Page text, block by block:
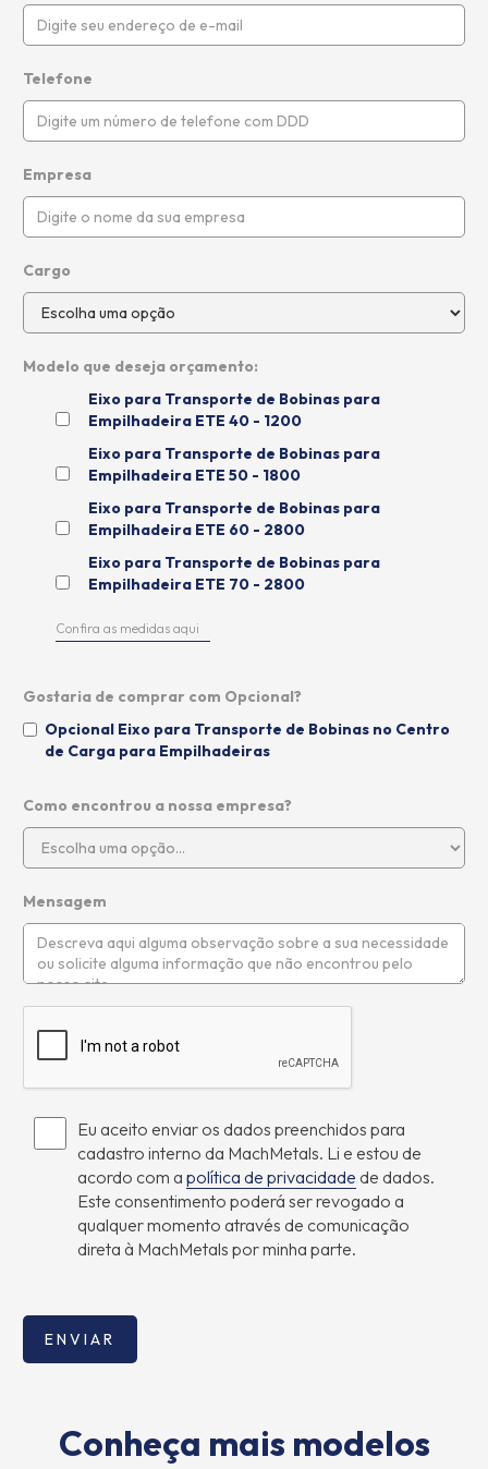
Telefone
Empresa
Cargo
Modelo que deseja orçamento:
Eixo para Transporte de Bobinas para
Empilhadeira ETE 40 - 1200
Eixo para Transporte de Bobinas para
Empilhadeira ETE 50 - 1800
Eixo para Transporte de Bobinas para
Empilhadeira ETE 60 - 2800
Eixo para Transporte de Bobinas para
Empilhadeira ETE 70 - 2800
Confira as medidas aqui
Gostaria de comprar com Opcional?
Opcional Eixo para Transporte de Bobinas no Centro
de Carga para Empilhadeiras
Como encontrou a nossa empresa?
Mensagem
Eu aceito enviar os dados preenchidos para
cadastro interno da MachMetals. Li e estou de
acordo com a política de privacidade de dados.
Este consentimento poderá ser revogado a
qualquer momento através de comunicação
direta à MachMetals por minha parte.
Conheça mais modelos